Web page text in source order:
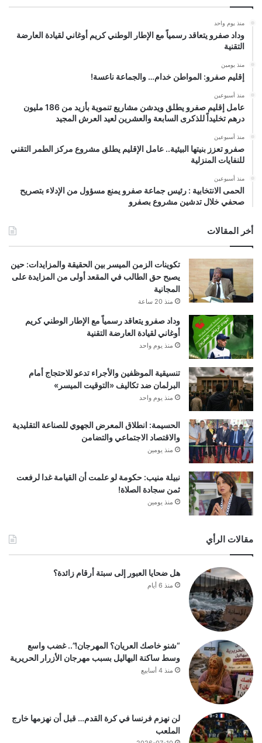
منذ يوم واحد
وداد صفرو يتعاقد رسمياً مع الإطار الوطني كريم أوغاني لقيادة العارضة
التقنية
منذ يومين
إقليم صفرو: المواطن خدام… والجماعة ناعسة!
منذ أسبوعين
عامل إقليم صفرو يطلق ويدشن مشاريع تنموية بأزيد من 186 مليون
درهم تخليداً للذكرى السابعة والعشرين لعيد العرش المجيد
منذ أسبوعين
صفرو تعزز بنيتها البيئية.. عامل الإقليم يطلق مشروع مركز الطمر التقني
للنفايات المنزلية
منذ أسبوعين
الحمى الانتخابية : رئيس جماعة صفرو يمنع مسؤول من الإدلاء بتصريح
صحفي خلال تدشين مشروع بصفرو
أخر المقالات
تكوينات الزمن الميسر بين الحقيقة والمزايدات: حين
يصبح حق الطالب في المقعد أولى من المزايدة على
المجانية
منذ 20 ساعة
وداد صفرو يتعاقد رسمياً مع الإطار الوطني كريم
أوغاني لقيادة العارضة التقنية
منذ يوم واحد
تنسيقية الموظفين والأجراء تدعو للاحتجاج أمام
البرلمان ضد تكاليف «التوقيت الميسر»
منذ يوم واحد
الحسيمة: انطلاق المعرض الجهوي للصناعة التقليدية
والاقتصاد الاجتماعي والتضامن
منذ يومين
نبيلة منيب: حكومة لو علمت أن القيامة غدا لرفعت
ثمن سجادة الصلاة!
منذ يومين
مقالات الرأي
هل ضحايا العبور إلى سبتة أرقام زائدة؟
منذ 6 أيام
“شنو خاصك العريان؟ المهرجان!”.. غضب واسع
وسط ساكنة البهاليل بسبب مهرجان الأزرار الحريرية
منذ 4 أسابيع
لن نهزم فرنسا في كرة القدم… قبل أن نهزمها خارج
الملعب